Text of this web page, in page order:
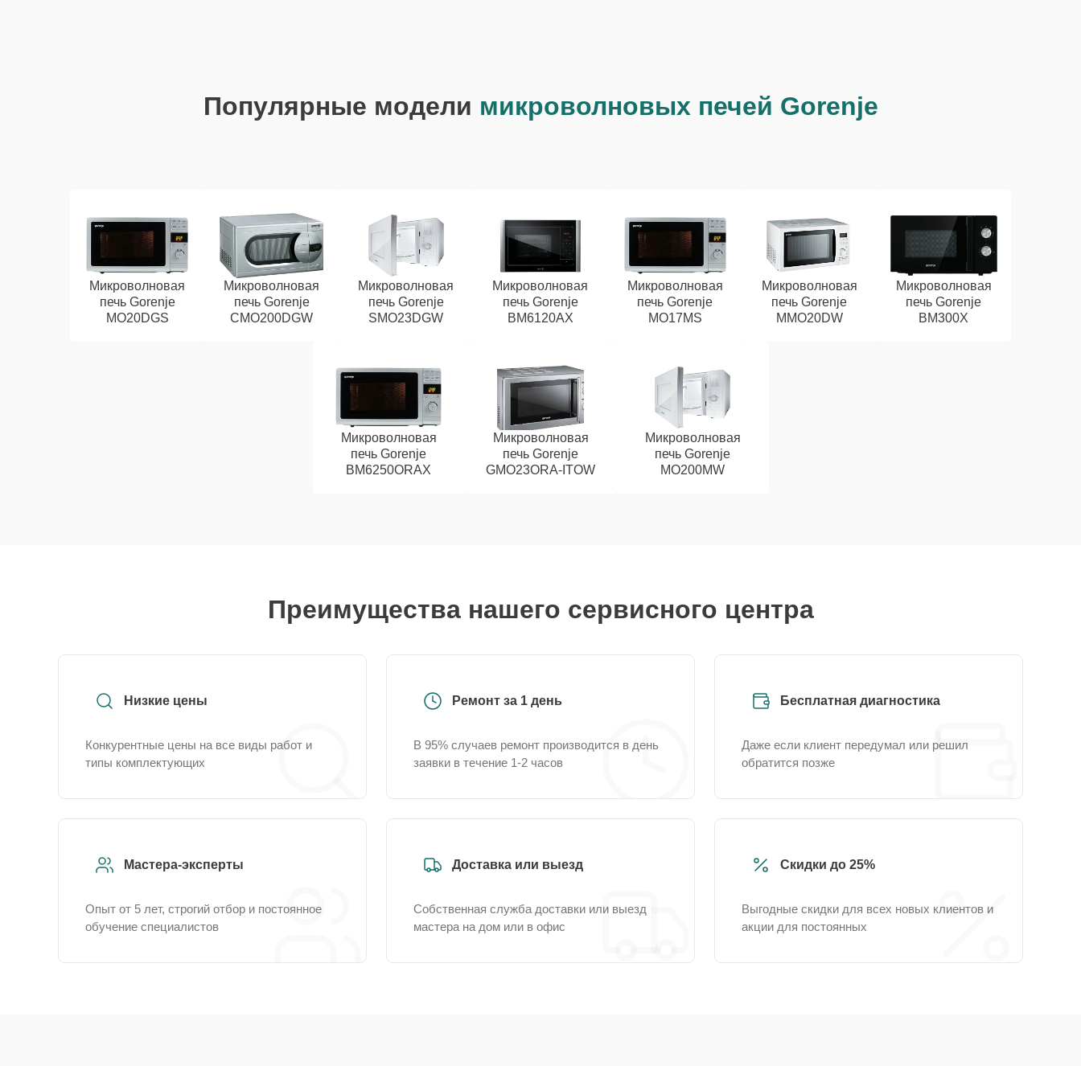
Популярные модели микроволновых печей Gorenje
Микроволновая
печь Gorenje
MO20DGS
Микроволновая
печь Gorenje
CMO200DGW
Микроволновая
печь Gorenje
SMO23DGW
Микроволновая
печь Gorenje
BM6120AX
Микроволновая
печь Gorenje
MO17MS
Микроволновая
печь Gorenje
MMO20DW
Микроволновая
печь Gorenje
BM300X
Микроволновая
печь Gorenje
BM6250ORAX
Микроволновая
печь Gorenje
GMO23ORA-ITOW
Микроволновая
печь Gorenje
MO200MW
Преимущества нашего сервисного центра
Низкие цены
Конкурентные цены на все виды работ и
типы комплектующих
Ремонт за 1 день
В 95% случаев ремонт производится в день
заявки в течение 1-2 часов
Бесплатная диагностика
Даже если клиент передумал или решил
обратится позже
Мастера-эксперты
Опыт от 5 лет, строгий отбор и постоянное
обучение специалистов
Доставка или выезд
Собственная служба доставки или выезд
мастера на дом или в офис
Скидки до 25%
Выгодные скидки для всех новых клиентов и
акции для постоянных